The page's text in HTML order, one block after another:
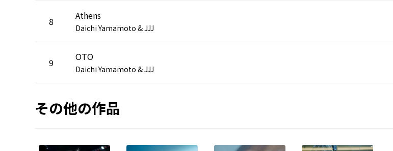
8 Athens
Daichi Yamamoto & JJJ
9 OTO
Daichi Yamamoto & JJJ
その他の作品